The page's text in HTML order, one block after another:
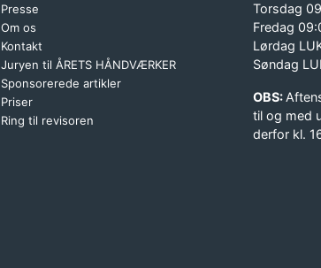
Presse
Om os
Kontakt
Juryen til ÅRETS HÅNDVÆRKER
Sponsorerede artikler
Priser
Ring til revisoren
Torsdag
Fredag
Lørdag
Søndag
OBS:
til og med
derfor kl.